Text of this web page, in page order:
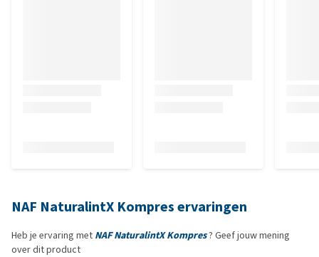
NAF NaturalintX Kompres ervaringen
Heb je ervaring met NAF NaturalintX Kompres? Geef jouw mening
over dit product